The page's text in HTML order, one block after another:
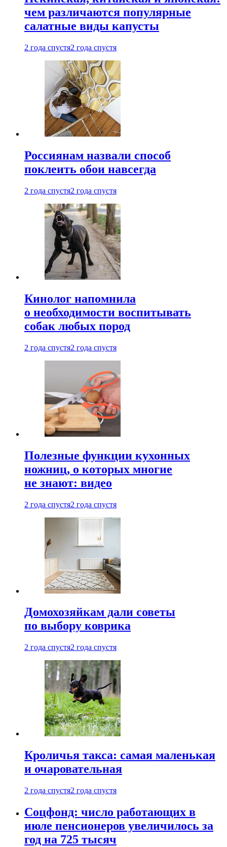
чем различаются популярные
салатные виды капусты
2 года спустя2 года спустя
Россиянам назвали способ
поклеить обои навсегда
2 года спустя2 года спустя
Кинолог напомнила
о необходимости воспитывать
собак любых пород
2 года спустя2 года спустя
Полезные функции кухонных
ножниц, о которых многие
не знают: видео
2 года спустя2 года спустя
Домохозяйкам дали советы
по выбору коврика
2 года спустя2 года спустя
Кроличья такса: самая маленькая
и очаровательная
2 года спустя2 года спустя
Соцфонд: число работающих в
июле пенсионеров увеличилось за
год на 725 тысяч